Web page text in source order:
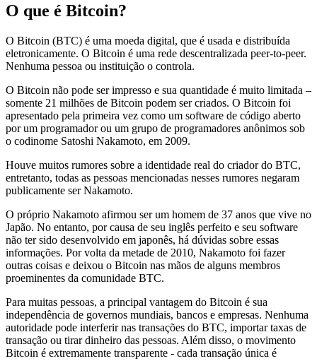
O que é Bitcoin?
O Bitcoin (BTC) é uma moeda digital, que é usada e distribuída
eletronicamente. O Bitcoin é uma rede descentralizada peer-to-peer.
Nenhuma pessoa ou instituição o controla.
O Bitcoin não pode ser impresso e sua quantidade é muito limitada –
somente 21 milhões de Bitcoin podem ser criados. O Bitcoin foi
apresentado pela primeira vez como um software de código aberto
por um programador ou um grupo de programadores anônimos sob
o codinome Satoshi Nakamoto, em 2009.
Houve muitos rumores sobre a identidade real do criador do BTC,
entretanto, todas as pessoas mencionadas nesses rumores negaram
publicamente ser Nakamoto.
O próprio Nakamoto afirmou ser um homem de 37 anos que vive no
Japão. No entanto, por causa de seu inglês perfeito e seu software
não ter sido desenvolvido em japonês, há dúvidas sobre essas
informações. Por volta da metade de 2010, Nakamoto foi fazer
outras coisas e deixou o Bitcoin nas mãos de alguns membros
proeminentes da comunidade BTC.
Para muitas pessoas, a principal vantagem do Bitcoin é sua
independência de governos mundiais, bancos e empresas. Nenhuma
autoridade pode interferir nas transações do BTC, importar taxas de
transação ou tirar dinheiro das pessoas. Além disso, o movimento
Bitcoin é extremamente transparente - cada transação única é